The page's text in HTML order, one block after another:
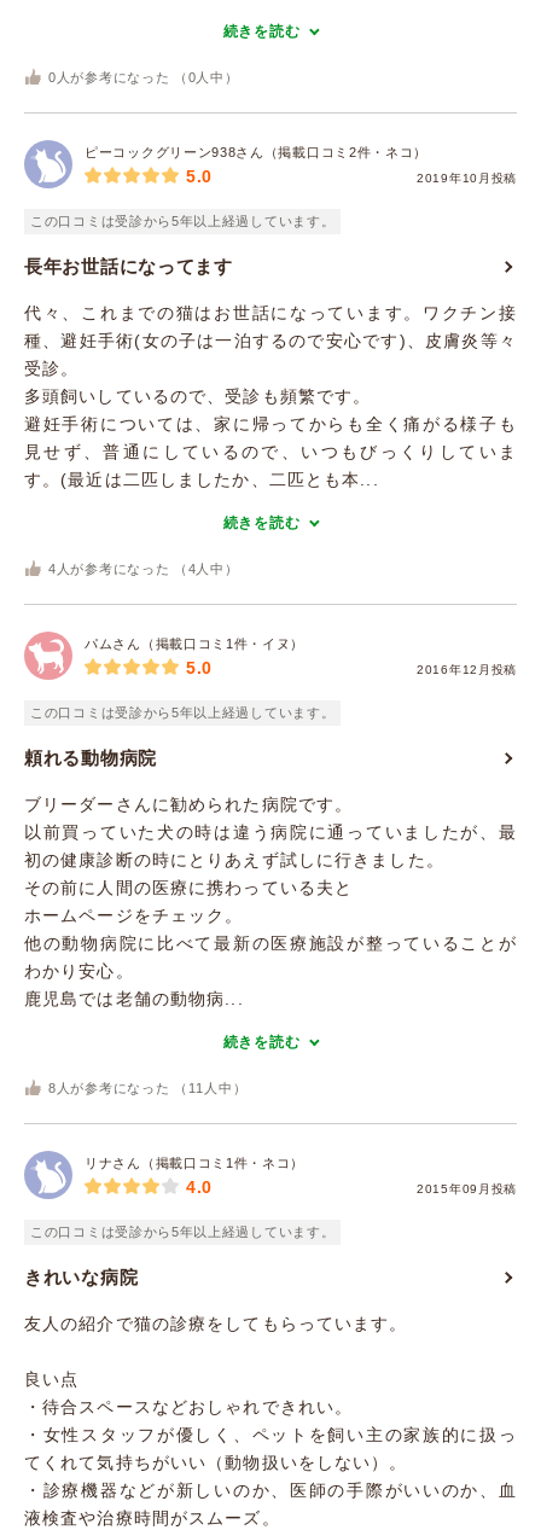
続きを読む
0 人が参考になった （ 0 人中）
ピーコックグリーン938さん（掲載口コミ2件・ネコ）
2019年10月投稿
5.0
この口コミは受診から5年以上経過しています。
長年お世話になってます
代々、これまでの猫はお世話になっています。ワクチン接
種、避妊手術(女の子は一泊するので安心です)、皮膚炎等々
受診。
多頭飼いしているので、受診も頻繁です。
避妊手術については、家に帰ってからも全く痛がる様子も
見せず、普通にしているので、いつもびっくりしていま
す。(最近は二匹しましたか、二匹とも本...
続きを読む
4 人が参考になった （ 4 人中）
パムさん（掲載口コミ1件・イヌ）
2016年12月投稿
5.0
この口コミは受診から5年以上経過しています。
頼れる動物病院
ブリーダーさんに勧められた病院です。
以前買っていた犬の時は違う病院に通っていましたが、最
初の健康診断の時にとりあえず試しに行きました。
その前に人間の医療に携わっている夫と
ホームページをチェック。
他の動物病院に比べて最新の医療施設が整っていることが
わかり安心。
鹿児島では老舗の動物病...
続きを読む
8 人が参考になった （ 11 人中）
リナさん（掲載口コミ1件・ネコ）
2015年09月投稿
4.0
この口コミは受診から5年以上経過しています。
きれいな病院
友人の紹介で猫の診療をしてもらっています。
良い点
・待合スペースなどおしゃれできれい。
・女性スタッフが優しく、ペットを飼い主の家族的に扱っ
てくれて気持ちがいい（動物扱いをしない）。
・診療機器などが新しいのか、医師の手際がいいのか、血
液検査や治療時間がスムーズ。